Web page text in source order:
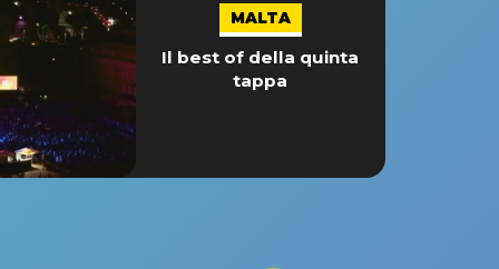
MALTA
Il best of della quinta
tappa